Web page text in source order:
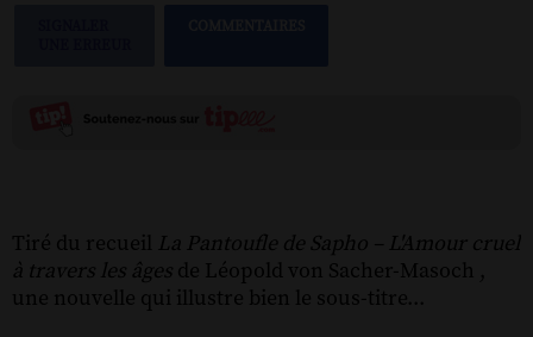
Tiré du recueil La Pantoufle de Sapho – L'Amour cruel
à travers les âges de Léopold von Sacher-Masoch ,
une nouvelle qui illustre bien le sous-titre...